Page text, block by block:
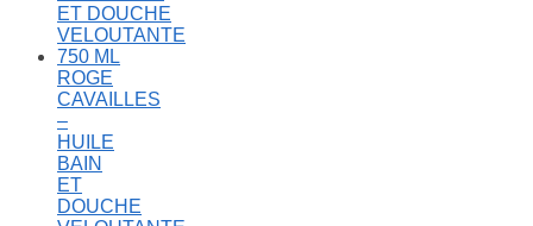
ROGE
CAVAILLES
–
HUILE
BAIN
ET
DOUCHE